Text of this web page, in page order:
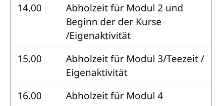
14.00
Abholzeit für Modul 2 und
Beginn der der Kurse
/Eigenaktivität
15.00
Abholzeit für Modul 3/Teezeit /
Eigenaktivität
16.00
Abholzeit für Modul 4